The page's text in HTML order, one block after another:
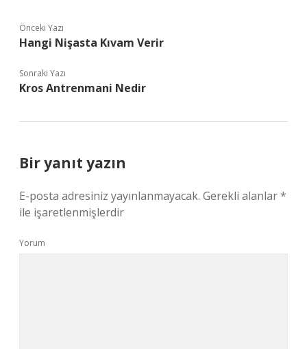
Önceki Yazı
Hangi Nişasta Kıvam Verir
Sonraki Yazı
Kros Antrenmani Nedir
Bir yanıt yazın
E-posta adresiniz yayınlanmayacak. Gerekli alanlar*
ile işaretlenmişlerdir
Yorum